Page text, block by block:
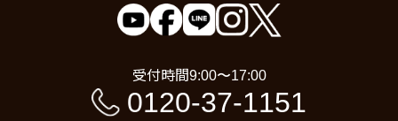
受付時間9:00〜17:00
0120-37-1151